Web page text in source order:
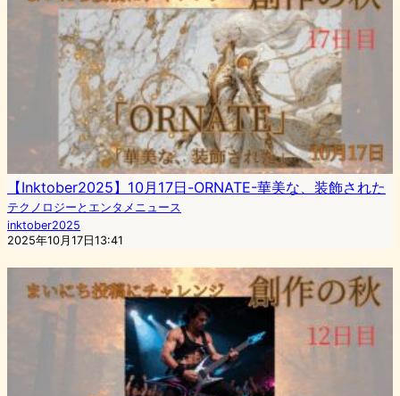
【Inktober2025】10月17日-ORNATE-華美な、装飾された
テクノロジーとエンタメニュース
inktober2025
2025年10月17日13:41